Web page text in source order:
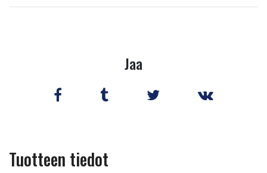
Jaa
Tuotteen tiedot